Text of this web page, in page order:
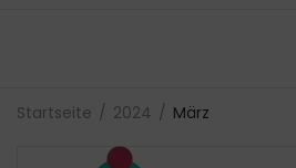
Startseite 2024 März